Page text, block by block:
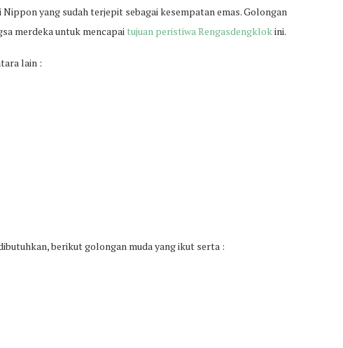
yang sudah terjepit sebagai kesempatan emas. Golongan
merdeka untuk mencapaitujuan peristiwa Rengasdengklokini.
lain :
berikut golongan muda yang ikut serta :